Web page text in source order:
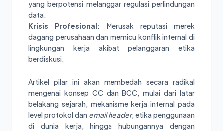
yang berpotensi melanggar regulasi perlindungan
data.
Krisis Profesional:
Merusak reputasi merek
dagang perusahaan dan memicu konflik internal di
lingkungan kerja akibat pelanggaran etika
berdiskusi.
Artikel pilar ini akan membedah secara radikal
mengenai konsep CC dan BCC, mulai dari latar
belakang sejarah, mekanisme kerja internal pada
level protokol dan email header, etika penggunaan
di dunia kerja, hingga hubungannya dengan